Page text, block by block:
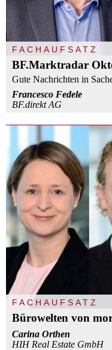
FACHAUFSATZ
BF.Marktradar
Gute Nachrichten in
Francesco Fedele
BF.direkt AG
FACHAUFSATZ
Bürowelten von
Carina Orthen
HIH Real Estate GmbH